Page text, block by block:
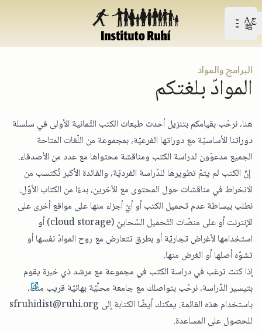
افتح القائمة الرّئيسيّة
Open user menu
البرامج والمواد
الموادّ بلغتكم
هنا، نرحّب بقيامكم بتنزيل أحدث طبعات الكتب الثّمانية الأولى في سلسلة
دوراتنا الأساسيّة مع دوراتها الفرعيّة، بمجموعة من اللّغات المتاحة
الجميع مدعوّون لدراسة الكتب ومناقشة محتواها مع عدد من الأصدقاء.
إنّ الكتب لم يتمّ تطويرها للدّراسة الفرديّة، والفائدة الأكبر تُكتسب من
الانخراط في مناقشات حول المحتوى مع الآخرين، بدءًا من الكتاب الأوّل.
نطلب ببساطة عدم تحميل الكتب أو أيّ أجزاء منها على مواقع أخرى على
الإنترنت أو على منصّات التّحميل السّحابيّ (cloud storage) أو
استخدامها لأغراض تجاريّة أو بطرق تتعارض مع روح الموادّ نفسها أو
تشوّه أصلها أو الغرض منها.
إذا كنت ترغب في دراسة الكتب في مجموعة مع مرشد ذي خبرة يقوم
بتيسير الدّراسة،نرحّب بتواصلك مع جامعة محلّيّة بهائيّة قريب منك،
باستخدام هذه القائمة. يمكنك أيضًا الكتابة إلى sfruhidist@ruhi.org
للحصول على المساعدة.